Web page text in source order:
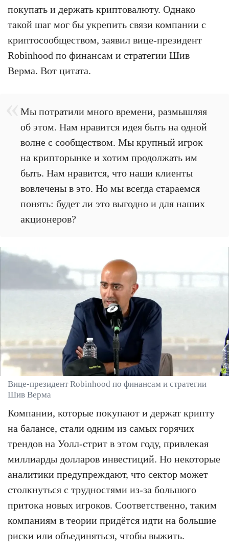
покупать и держать криптовалюту. Однако
такой шаг мог бы укрепить связи компании с
криптосообществом, заявил вице-президент
Robinhood по финансам и стратегии Шив
Верма. Вот цитата.
Мы потратили много времени, размышляя
об этом. Нам нравится идея быть на одной
волне с сообществом. Мы крупный игрок
на крипторынке и хотим продолжать им
быть. Нам нравится, что наши клиенты
вовлечены в это. Но мы всегда стараемся
понять: будет ли это выгодно и для наших
акционеров?
Вице-президент Robinhood по финансам и стратегии
Шив Верма
Компании, которые покупают и держат крипту
на балансе, стали одним из самых горячих
трендов на Уолл-стрит в этом году, привлекая
миллиарды долларов инвестиций. Но некоторые
аналитики предупреждают, что сектор может
столкнуться с трудностями из-за большого
притока новых игроков. Соответственно, таким
компаниям в теории придётся идти на большие
риски или объединяться, чтобы выжить.